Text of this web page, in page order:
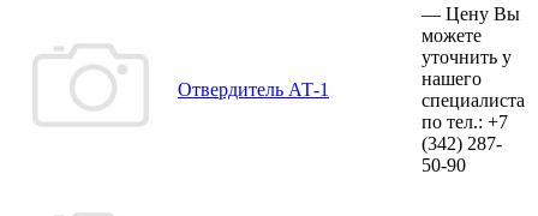
Отвердитель АТ-1
— Цену Вы
можете
уточнить у
нашего
специалиста
по тел.: +7
(342) 287-
50-90